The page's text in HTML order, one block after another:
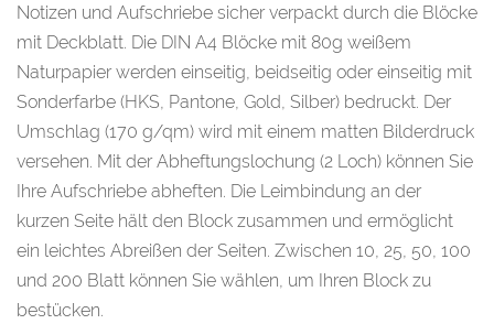
Notizen und Aufschriebe sicher verpackt durch die Blöcke
mit Deckblatt. Die DIN A4 Blöcke mit 80g weißem
Naturpapier werden einseitig, beidseitig oder einseitig mit
Sonderfarbe (HKS, Pantone, Gold, Silber) bedruckt. Der
Umschlag (170 g/qm) wird mit einem matten Bilderdruck
versehen. Mit der Abheftungslochung (2 Loch) können Sie
Ihre Aufschriebe abheften. Die Leimbindung an der
kurzen Seite hält den Block zusammen und ermöglicht
ein leichtes Abreißen der Seiten. Zwischen 10, 25, 50, 100
und 200 Blatt können Sie wählen, um Ihren Block zu
bestücken.